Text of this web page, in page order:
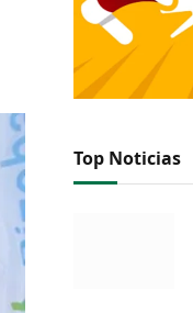
Top Noticias